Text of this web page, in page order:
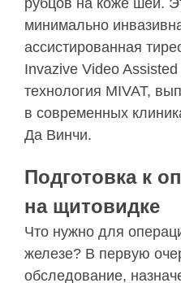
рубцов на коже шеи.
минимально
ассистированная
Invazive Video
технология MIVAT,
в современных
Да Винчи.
Подготовка к
на щитовидке
Что нужно для
железе? В первую
обследование,